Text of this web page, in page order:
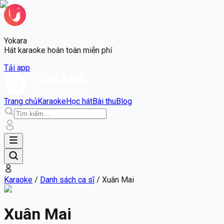
Yokara
Hát karaoke hoàn toàn miễn phí
Tải app
Trang chủKaraokeHọc hátBài thuBlog
Karaoke / Danh sách ca sĩ/ Xuân Mai
Xuân Mai